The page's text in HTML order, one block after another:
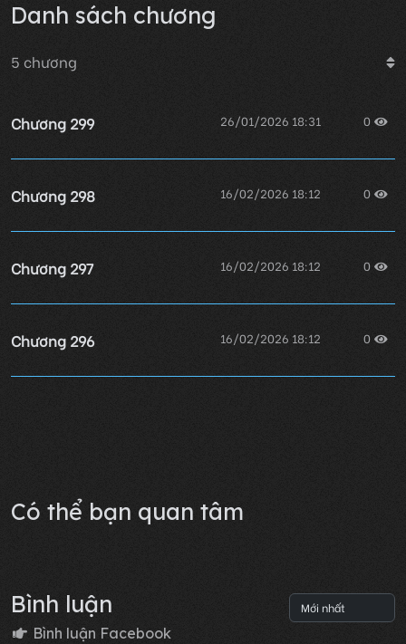
Danh sách chương
5 chương
Chương 299 26/01/2026 18:31 0
Chương 298 16/02/2026 18:12 0
Chương 297 16/02/2026 18:12 0
Chương 296 16/02/2026 18:12 0
Có thể bạn quan tâm
Bình luận
Bình luận Facebook